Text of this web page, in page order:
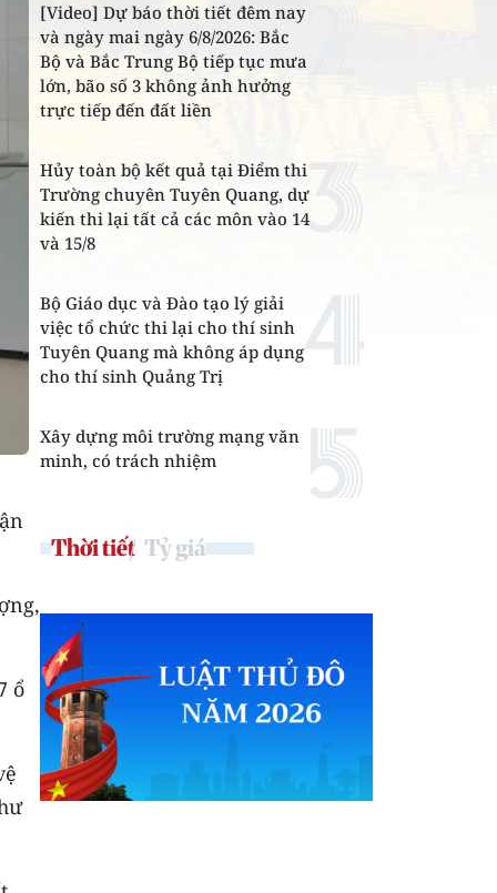
ổ
[Video] Dự báo thời tiết đêm nay
và ngày mai ngày 6/8/2026: Bắc
Bộ và Bắc Trung Bộ tiếp tục mưa
lớn, bão số 3 không ảnh hưởng
trực tiếp đến đất liền
Hủy toàn bộ kết quả tại Điểm thi
Trường chuyên Tuyên Quang, dự
kiến thi lại tất cả các môn vào 14
và 15/8
Bộ Giáo dục và Đào tạo lý giải
việc tổ chức thi lại cho thí sinh
Tuyên Quang mà không áp dụng
cho thí sinh Quảng Trị
Xây dựng môi trường mạng văn
minh, có trách nhiệm
Thời tiết Tỷ giá